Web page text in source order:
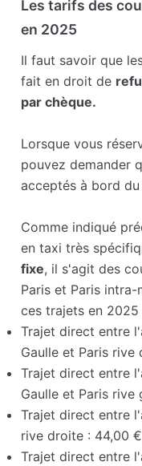
Les tarifs des
en 2025
Il faut savoir que
fait en droit de
par chèque.
Lorsque vous
pouvez demander
acceptés à bord
Comme indiqué
en taxi très
fixe, il s'agit des
Paris et Paris
ces trajets en 2025
Trajet direct entre
Gaulle et Paris
Trajet direct entre
Gaulle et Paris rive
Trajet direct entre
rive droite : 44,00
Trajet direct entre